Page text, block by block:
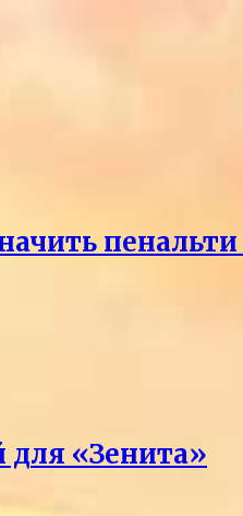
пенальти
«Зенита»